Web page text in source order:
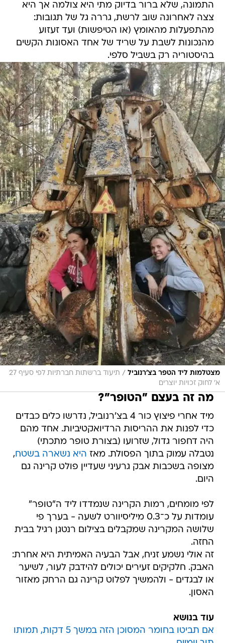
התמונה, שלא ברור בדיוק מתי היא צולמה אך היא
צצה לאחרונה שוב לרשת, גררה גל של תגובות:
מהתפעלות מהאומץ (או הטיפשות) ועד זעזוע
מהנכונות לשבת על שריד של אחד האסונות הקשים
בהיסטוריה רק בשביל סלפי.
מצטלמות ליד הטפר בצ'רנוביל /
תיעוד ברשתות חברתיות לפי סעיף 27
א' לחוק זכויות יוצרים
מה זה בעצם "הטופר"?
מיד אחרי פיצוץ כור 4 בצ'רנוביל, נדרשו כלים כבדים
כדי לפנות את ההריסות הרדיואקטיביות. אחד מהם
היה דחפור גדול, שזרועו (בצורת טופר מתכתי)
נטבלה עמוק בתוך הפסולת. מאז היא נשארה בשטח,
מצופה בשכבות אבק גרעיני שעדיין פולט קרינה גם
היום.
לפי מומחים, רמות הקרינה שנמדדו ליד ה"טופר"
עומדות על כ־0.3 מיליסיוורט לשעה - בערך פי
שלושה המקרינה שמקבלים בצילום רנטגן רגיל בבית
החזה.
זה אולי נשמע זניח, אבל הבעיה האמיתית היא אחרת:
האבק. חלקיקים זעירים יכולים להידבק לעור, לשיער
או לבגדים - ולהמשיך לפלוט קרינה גם הרחק מאזור
האסון.
עוד בנושא
אם תביטו בחומר המסוכן הזה במשך 5 דקות, תמותו